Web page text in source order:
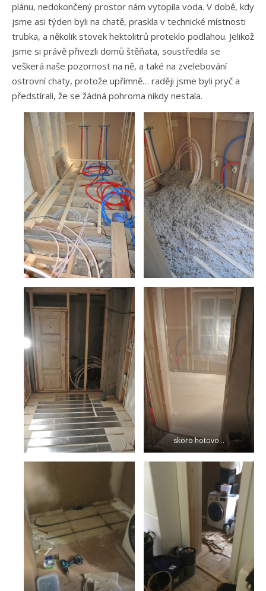
plánu, nedokončený prostor nám vytopila voda. V době, kdy
jsme asi týden byli na chatě, praskla v technické místnosti
trubka, a několik stovek hektolitrů proteklo podlahou. Jelikož
jsme si právě přivezli domů štěňata, soustředila se
veškerá naše pozornost na ně, a také na zvelebování
ostrovní chaty, protože upřímně… raději jsme byli pryč a
předstírali, že se žádná pohroma nikdy nestala.
skoro hotovo…